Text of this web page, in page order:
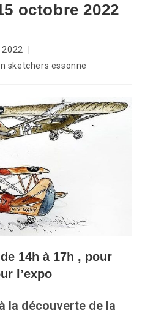
octobre 2022
sketchers essonne
14h à 17h , pour
l’expo
la découverte de la